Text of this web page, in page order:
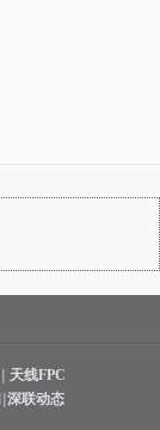
天线FPC
深联动态